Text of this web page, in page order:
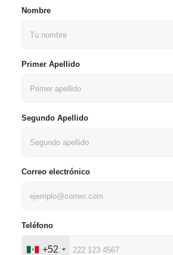
Nombre
Primer Apellido
Segundo Apellido
Correo electrónico
Teléfono
+52